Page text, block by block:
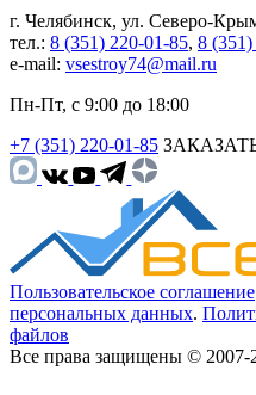
г. Челябинск, ул. Северо-
тел.: 8 (351) 220-01-85, 8
e-mail: vsestroy74@mail.ru
Пн-Пт, с 9:00 до 18:00
+7 (351) 220-01-85
Пользовательское соглашение
персональных данных.
файлов
Все права защищены ©